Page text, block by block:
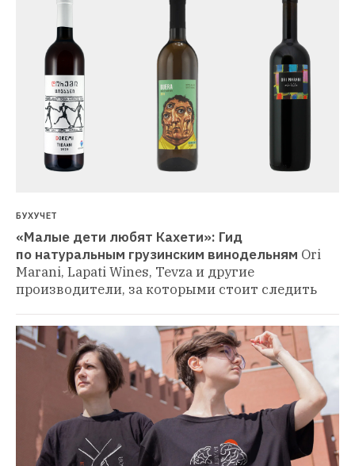
БУХУЧЕТ
«Малые дети любят Кахети»: Гид
по натуральным грузинским винодельням Ori
Marani, Lapati Wines, Tevza и другие
производители, за которыми стоит следить